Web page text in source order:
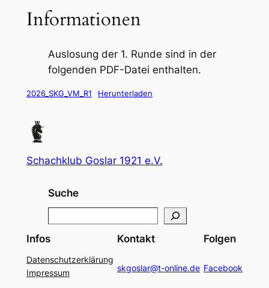
Informationen
Auslosung der 1. Runde sind in der
folgenden PDF-Datei enthalten.
2026_SKG_VM_R1 Herunterladen
Schachklub Goslar 1921 e.V.
Suche
a
r
c
Infos
Datenschutzerklärung
Impressum
Kontakt
skgoslar@t-online.de
Folgen
Facebook